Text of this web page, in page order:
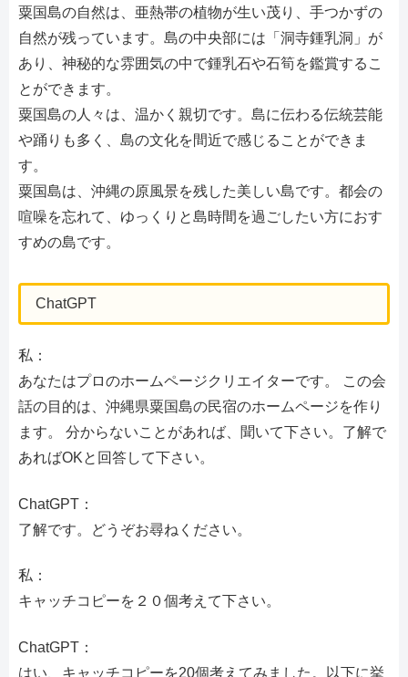
粟国島の自然は、亜熱帯の植物が生い茂り、手つかずの
自然が残っています。島の中央部には「洞寺鍾乳洞」が
あり、神秘的な雰囲気の中で鍾乳石や石筍を鑑賞するこ
とができます。
粟国島の人々は、温かく親切です。島に伝わる伝統芸能
や踊りも多く、島の文化を間近で感じることができま
す。
粟国島は、沖縄の原風景を残した美しい島です。都会の
喧噪を忘れて、ゆっくりと島時間を過ごしたい方におす
すめの島です。
ChatGPT
私：
あなたはプロのホームページクリエイターです。 この会
話の目的は、沖縄県粟国島の民宿のホームページを作り
ます。 分からないことがあれば、聞いて下さい。了解で
あればOKと回答して下さい。
ChatGPT：
了解です。どうぞお尋ねください。
私：
キャッチコピーを２０個考えて下さい。
ChatGPT：
はい、キャッチコピーを20個考えてみました。以下に挙